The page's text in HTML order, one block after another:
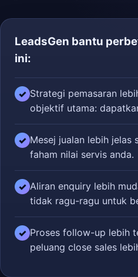
LeadsGen bantu
ini:
✓ Strategi pemasaran
objektif utama:
✓ Mesej jualan lebih jelas
faham nilai servis anda.
✓ Aliran enquiry lebih
tidak ragu-ragu untuk
✓ Proses follow-up lebih
peluang close sales